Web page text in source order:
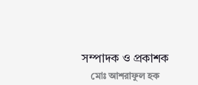
সম্পাদক ও প্রকাশক
মোঃ আশরাফুল হক